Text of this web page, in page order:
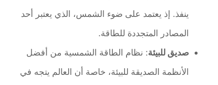
ينفذ. إذ يعتمد على ضوء الشمس، الذي يعتبر أحد
المصادر المتجددة للطاقة.
صديق للبيئة: نظام الطاقة الشمسية من أفضل
الأنظمة الصديقة للبيئة، خاصة أن العالم يتجه في